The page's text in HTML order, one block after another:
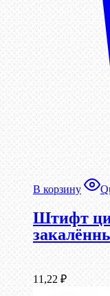
В корзину
Штифт
11,22 ₽